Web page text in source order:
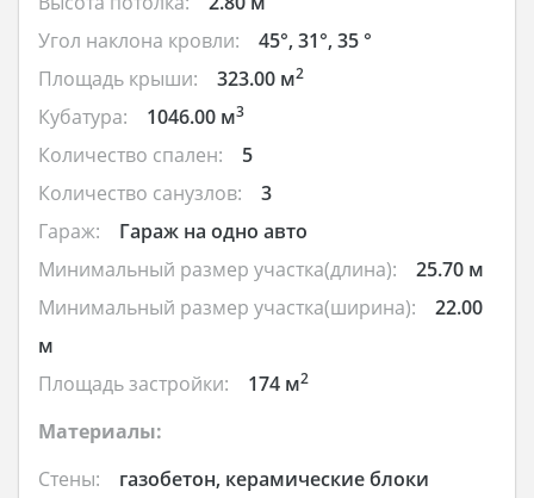
Угол наклона кровли:
45°, 31°, 35 °
Площадь крыши:
323.00 м2
Кубатура: 1046.00 м3
Количество спален:
5
Количество санузлов:
3
Гараж:
Гараж на одно авто
Минимальный размер участка(длина):
25.70 м
Минимальный размер участка(ширина):
22.00
м
Площадь застройки:
174 м2
Материалы:
Стены:
газобетон, керамические блоки